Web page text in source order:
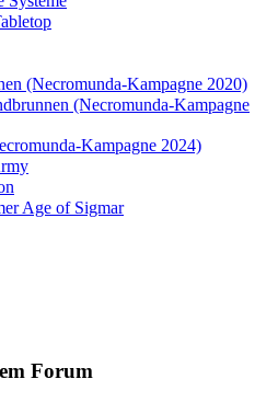
(Necromunda-Kampagne 2020)
(Necromunda-Kampagne
Kampagne 2024)
Age of Sigmar
Forum